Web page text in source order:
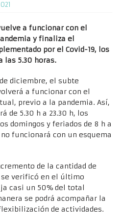
a funcionar con el
y finaliza el
por el Covid-19, los
las 5.30 horas.
diciembre, el subte
a funcionar con el
previo a la pandemia. Así,
de 5.30 h a 23.30 h, los
domingos y feriados de 8 h a
funcionará con un esquema
de la cantidad de
verificó en el último
casi un 50% del total
se podrá acompañar la
de actividades.